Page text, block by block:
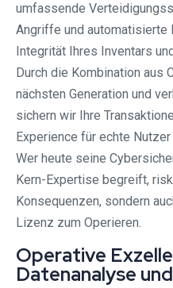
umfassende
Angriffe und automatisierte
Integrität Ihres Inventars
Durch die Kombination aus
nächsten Generation und
sichern wir Ihre
Experience für echte
Wer heute seine
Kern-Expertise begreift,
Konsequenzen, sondern
Lizenz zum Operieren.
Operative
Datenanalyse